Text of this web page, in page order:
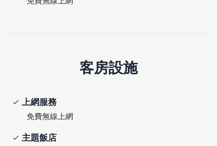
客房設施
上網服務
免費無線上網
主題飯店